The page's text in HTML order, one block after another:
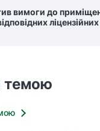
вимоги до
темою